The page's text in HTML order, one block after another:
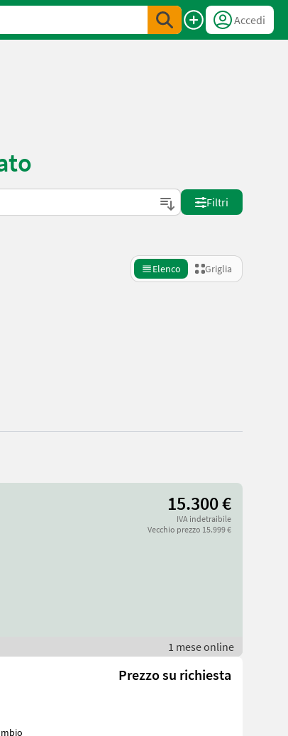
Accedi
Filtri
Elenco Griglia
15.300 €
IVA indetraibile
Vecchio prezzo 15.999 €
1 mese online
Prezzo su richiesta